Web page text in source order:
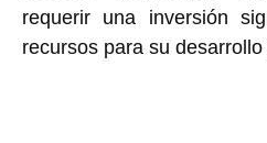
requerir una inversión
recursos para su